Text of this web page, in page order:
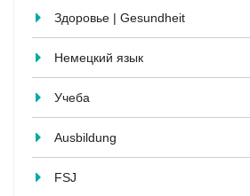
Здоровье | Gesundheit
Немецкий язык
Учеба
Ausbildung
FSJ